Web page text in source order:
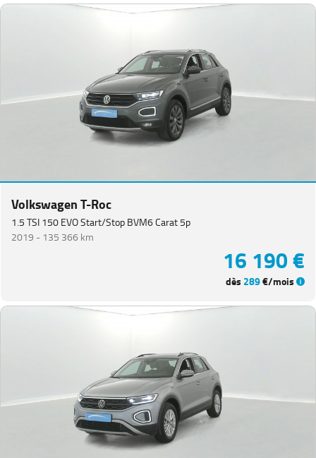
Volkswagen T-Roc
1.5 TSI 150 EVO Start/Stop BVM6 Carat 5p
2019 - 135 366 km
16 190 €
dès 289€/mois